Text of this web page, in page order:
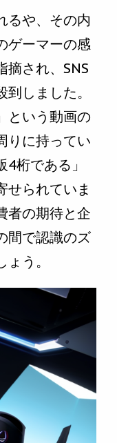
るや、その内
ゲーマーの感
摘され、SNS
しました。
という動画の
りに持ってい
桁である」
せられていま
者の期待と企
間で認識のズ
う。